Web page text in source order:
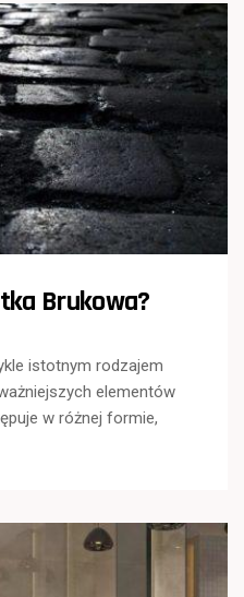
Brukowa?
istotnym rodzajem
elementów
w różnej formie,